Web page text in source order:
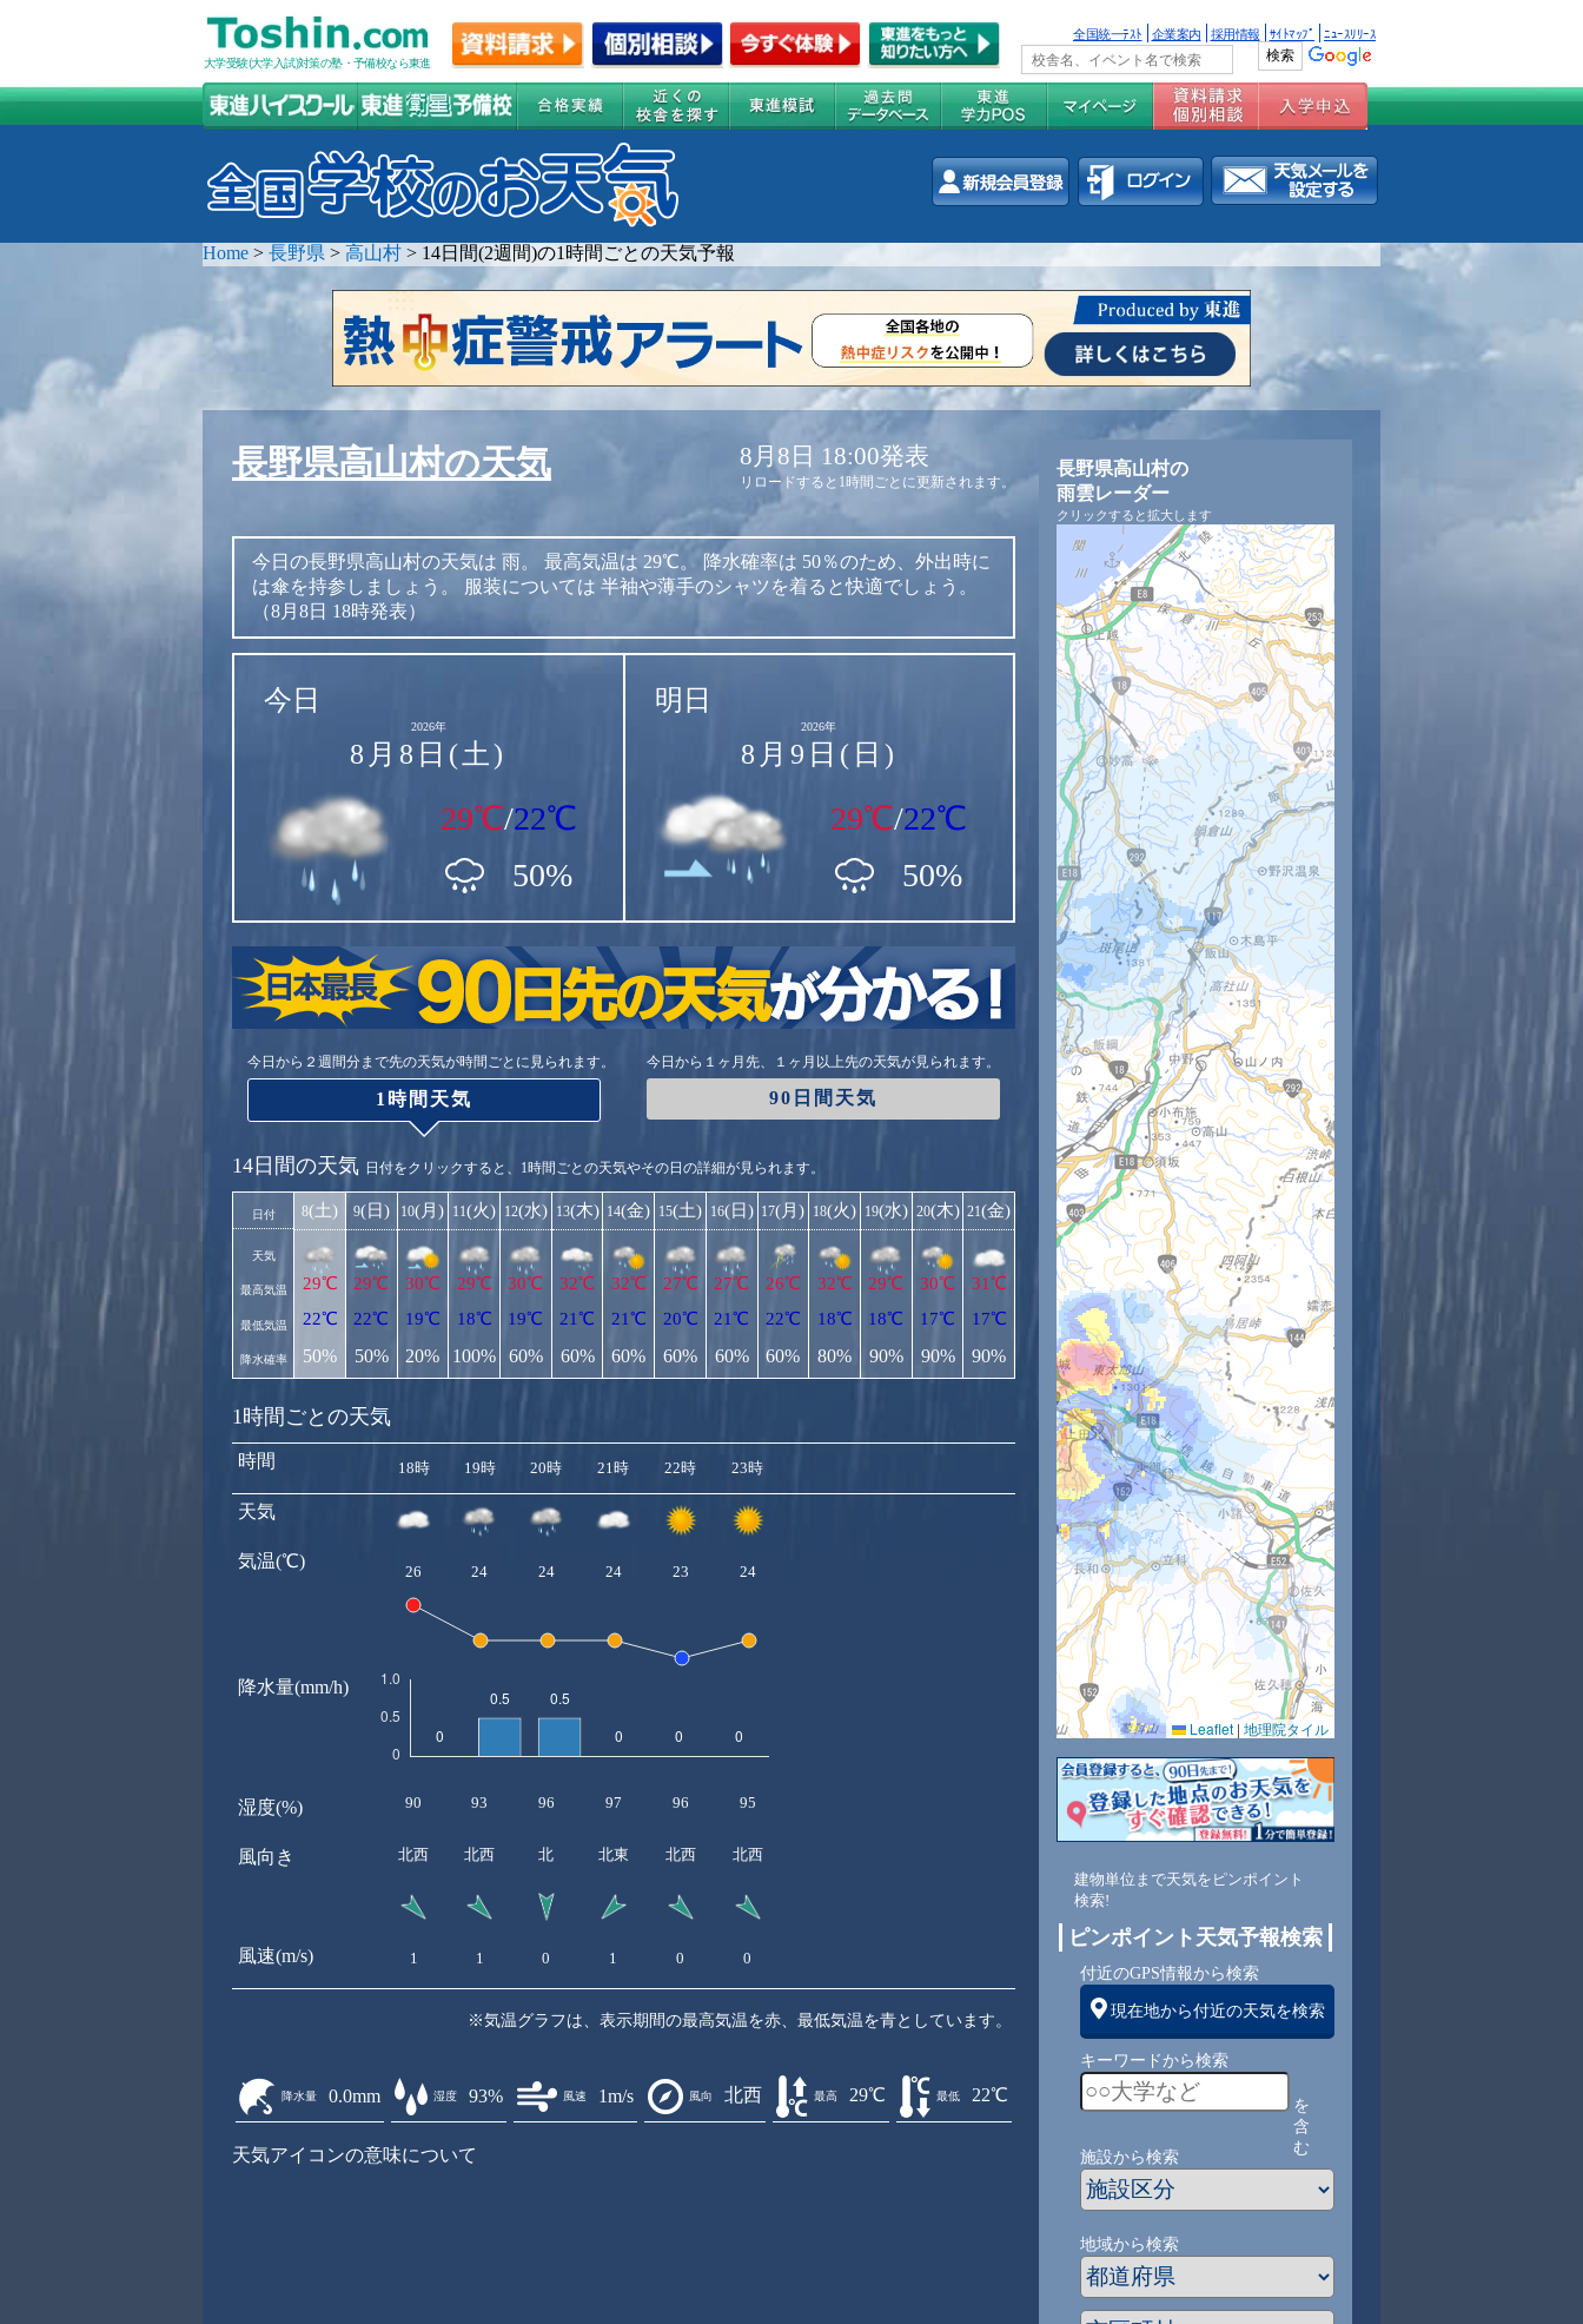
大学受験(大学入試)対策の塾・予備校なら東進
全国統一ﾃｽﾄ 企業案内 採用情報 ｻｲﾄﾏｯﾌﾟ ﾆｭｰｽﾘﾘｰｽ
Home > 長野県 > 高山村 > 14日間(2週間)の1時間ごとの天気予報
長野県高山村の天気 8月8日 18:00発表
リロードすると1時間ごとに更新されます。
今日の長野県高山村の天気は 雨。 最高気温は 29℃。 降水確率は 50％のため、外出時に
は傘を持参しましょう。
服装については 半袖や薄手のシャツを着ると快適でしょう。
（8月8日 18時発表）
今日
2026年
8月8日(土)
29℃/22℃
50%
明日
2026年
8月9日(日)
29℃/22℃
50%
今日から２週間分まで先の天気が時間ごとに見られます。
1時間天気
今日から１ヶ月先、１ヶ月以上先の天気が見られます。
90日間天気
14日間の天気 日付をクリックすると、1時間ごとの天気やその日の詳細が見られます。
日付
天気
最高気温
最低気温
降水確率
8(土)
29℃
22℃
50%
9(日)
29℃
22℃
50%
10(月)
30℃
19℃
20%
11(火)
29℃
18℃
100%
12(水)
30℃
19℃
60%
13(木)
32℃
21℃
60%
14(金)
32℃
21℃
60%
15(土)
27℃
20℃
60%
16(日)
27℃
21℃
60%
17(月)
26℃
22℃
60%
18(火)
32℃
18℃
80%
19(水)
29℃
18℃
90%
20(木)
30℃
17℃
90%
21(金)
31℃
17℃
90%
1時間ごとの天気
時間
天気
気温(℃)
降水量(mm/h)
湿度(%)
風向き
風速(m/s)
18時 19時 20時 21時 22時 23時
26 24 24 24 23 24
90 93 96 97 96 95
北西 北西 北 北東 北西 北西
1 1 0 1 0 0
※気温グラフは、表示期間の最高気温を赤、最低気温を青としています。
降水量 0.0mm 湿度 93% 風速 1m/s 風向 北西 最高 29℃ 最低 22℃
天気アイコンの意味について
長野県高山村の
雨雲レーダー
クリックすると拡大します
Leaflet | 地理院タイル
建物単位まで天気をピンポイント
検索!
ピンポイント天気予報検索
付近のGPS情報から検索
現在地から付近の天気を検索
キーワードから検索
を
含
む
施設から検索
地域から検索